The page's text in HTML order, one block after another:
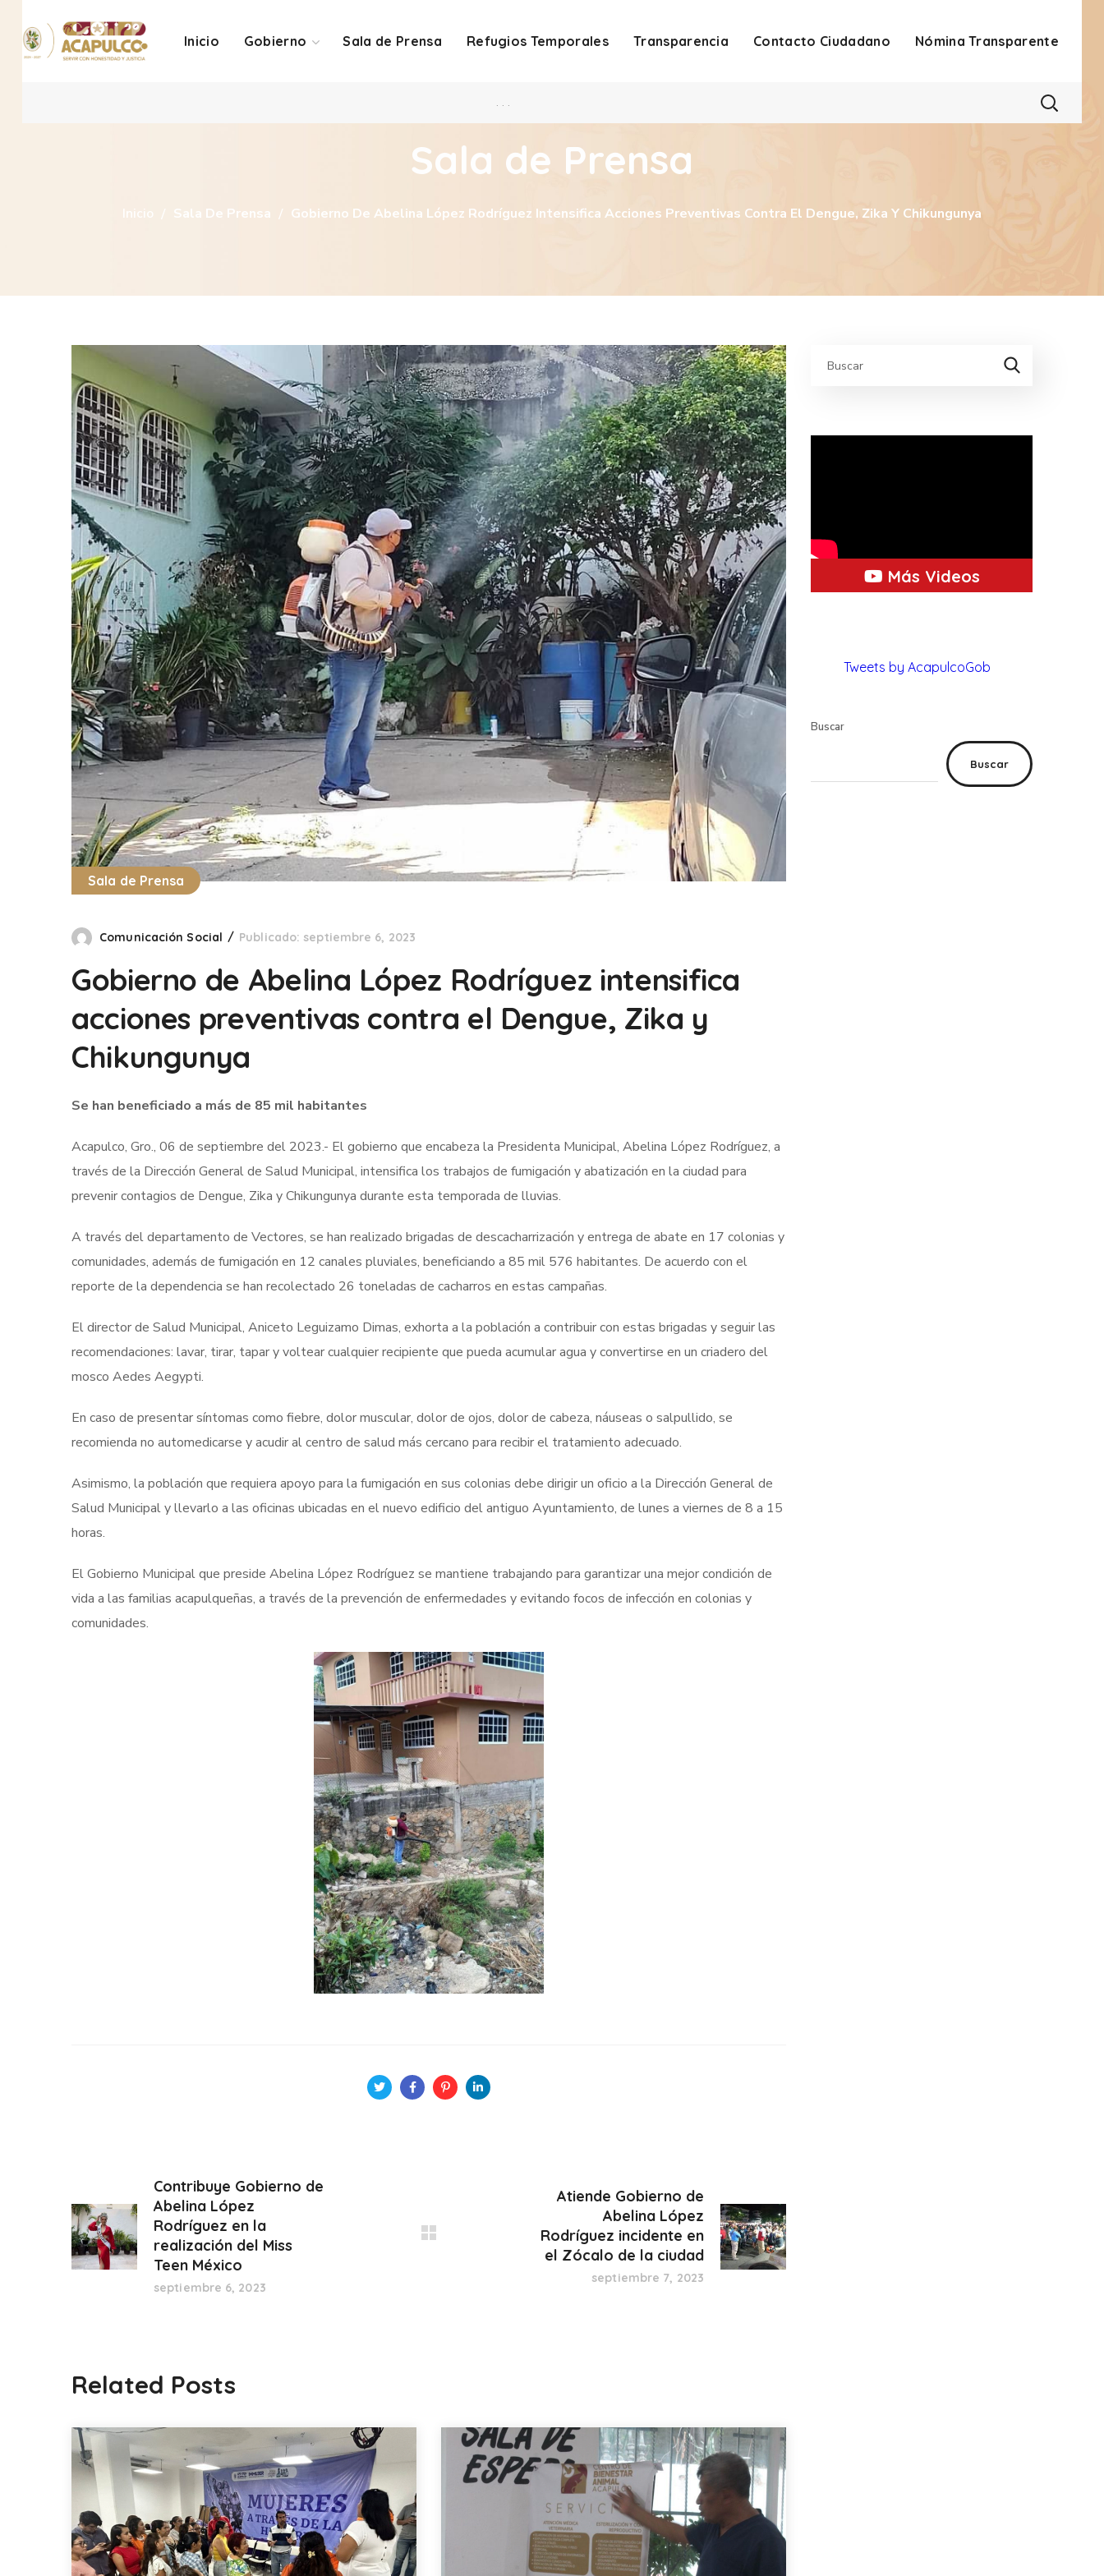
Inicio Gobierno Sala de Prensa Refugios Temporales Transparencia Contacto Ciudadano Nómina Transparente
. . .
Sala de Prensa
Inicio Sala De Prensa Gobierno De Abelina López Rodríguez Intensifica Acciones Preventivas Contra El Dengue, Zika Y Chikungunya
Sala de Prensa
Comunicación Social Publicado: septiembre 6, 2023
Gobierno de Abelina López Rodríguez intensifica
acciones preventivas contra el Dengue, Zika y
Chikungunya
Se han beneficiado a más de 85 mil habitantes
Acapulco, Gro., 06 de septiembre del 2023.- El gobierno que encabeza la Presidenta Municipal, Abelina López Rodríguez, a
través de la Dirección General de Salud Municipal, intensifica los trabajos de fumigación y abatización en la ciudad para
prevenir contagios de Dengue, Zika y Chikungunya durante esta temporada de lluvias.
A través del departamento de Vectores, se han realizado brigadas de descacharrización y entrega de abate en 17 colonias y
comunidades, además de fumigación en 12 canales pluviales, beneficiando a 85 mil 576 habitantes. De acuerdo con el
reporte de la dependencia se han recolectado 26 toneladas de cacharros en estas campañas.
El director de Salud Municipal, Aniceto Leguizamo Dimas, exhorta a la población a contribuir con estas brigadas y seguir las
recomendaciones: lavar, tirar, tapar y voltear cualquier recipiente que pueda acumular agua y convertirse en un criadero del
mosco Aedes Aegypti.
En caso de presentar síntomas como fiebre, dolor muscular, dolor de ojos, dolor de cabeza, náuseas o salpullido, se
recomienda no automedicarse y acudir al centro de salud más cercano para recibir el tratamiento adecuado.
Asimismo, la población que requiera apoyo para la fumigación en sus colonias debe dirigir un oficio a la Dirección General de
Salud Municipal y llevarlo a las oficinas ubicadas en el nuevo edificio del antiguo Ayuntamiento, de lunes a viernes de 8 a 15
horas.
El Gobierno Municipal que preside Abelina López Rodríguez se mantiene trabajando para garantizar una mejor condición de
vida a las familias acapulqueñas, a través de la prevención de enfermedades y evitando focos de infección en colonias y
comunidades.
Contribuye Gobierno de
Abelina López
Rodríguez en la
realización del Miss
Teen México
septiembre 6, 2023
Atiende Gobierno de
Abelina López
Rodríguez incidente en
el Zócalo de la ciudad
septiembre 7, 2023
Related Posts
Más Videos
Tweets by AcapulcoGob
Buscar
Buscar